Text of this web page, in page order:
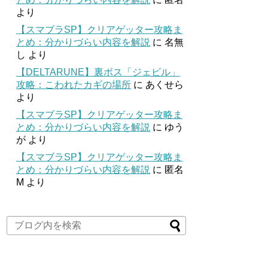
より
【スマブラSP】クリアゲッター攻略ま
とめ：分かりづらい内容を解説 に 名無
し より
【DELTARUNE】裏ボス「ジェビル」
攻略：こわれたカギの場所 に あくせら
より
【スマブラSP】クリアゲッター攻略ま
とめ：分かりづらい内容を解説 に ゆう
が より
【スマブラSP】クリアゲッター攻略ま
とめ：分かりづらい内容を解説 に 匿名
M より